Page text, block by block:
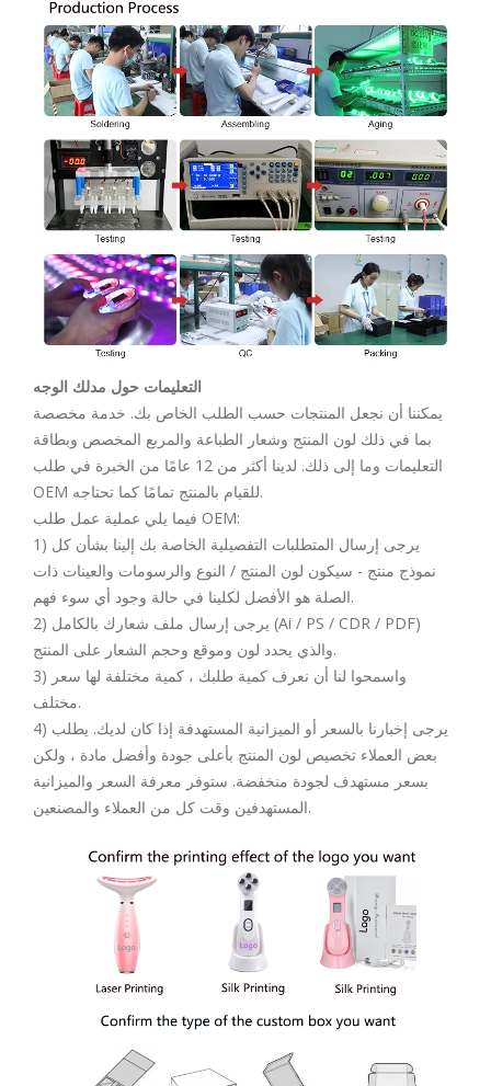
التعليمات حول مدلك الوجه
يمكننا أن نجعل المنتجات حسب الطلب الخاص بك. خدمة مخصصة
بما في ذلك لون المنتج وشعار الطباعة والمربع المخصص وبطاقة
التعليمات وما إلى ذلك. لدينا أكثر من 12 عامًا من الخبرة في طلب
OEM للقيام بالمنتج تمامًا كما تحتاجه.
فيما يلي عملية عمل طلب OEM:
1) يرجى إرسال المتطلبات التفصيلية الخاصة بك إلينا بشأن كل
نموذج منتج - سيكون لون المنتج / النوع والرسومات والعينات ذات
الصلة هو الأفضل لكلينا في حالة وجود أي سوء فهم.
2) يرجى إرسال ملف شعارك بالكامل (Ai / PS / CDR / PDF)
والذي يحدد لون وموقع وحجم الشعار على المنتج.
3) واسمحوا لنا أن نعرف كمية طلبك ، كمية مختلفة لها سعر
مختلف.
4) يرجى إخبارنا بالسعر أو الميزانية المستهدفة إذا كان لديك. يطلب
بعض العملاء تخصيص لون المنتج بأعلى جودة وأفضل مادة ، ولكن
بسعر مستهدف لجودة منخفضة. ستوفر معرفة السعر والميزانية
المستهدفين وقت كل من العملاء والمصنعين.